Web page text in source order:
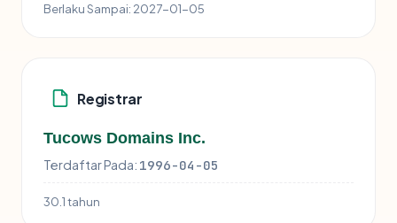
Berlaku Sampai: 2027-01-05
Registrar
Tucows Domains Inc.
Terdaftar Pada: 1996-04-05
30.1 tahun